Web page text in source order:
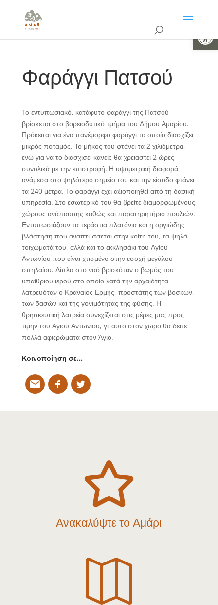
Φαράγγι Πατσού
Το εντυπωσιακό, κατάφυτο φαράγγι της Πατσού
βρίσκεται στο βορειοδυτικό τμήμα του Δήμου Αμαρίου.
Πρόκειται για ένα πανέμορφο φαράγγι το οποίο διασχίζει
μικρός ποταμός. Το μήκος του φτάνει τα 2 χιλιόμετρα,
ενώ για να το διασχίσει κανείς θα χρειαστεί 2 ώρες
συνολικά με την επιστροφή. Η υψομετρική διαφορά
ανάμεσα στο ψηλότερο σημείο του και την είσοδο φτάνει
τα 240 μέτρα. Το φαράγγι έχει αξιοποιηθεί από τη δασική
υπηρεσία. Στο εσωτερικό του θα βρείτε διαμορφωμένους
χώρους ανάπαυσης καθώς και παρατηρητήριο πουλιών.
Εντυπωσιάζουν τα τεράστια πλατάνια και η οργιώδης
βλάστηση που αναπτύσσεται στην κοίτη του, τα ψηλά
τοιχώματά του, αλλά και το εκκλησάκι του Αγίου
Αντωνίου που είναι χτισμένο στην εσοχή μεγάλου
σπηλαίου. Δίπλα στο ναό βρισκόταν ο βωμός του
υπαίθριου ιερού στο οποίο κατά την αρχαιότητα
λατρευόταν ο Κραναίος Ερμής, προστάτης των βοσκών,
των δασών και της γονιμότητας της φύσης. Η
θρησκευτική λατρεία συνεχίζεται στις μέρες μας προς
τιμήν του Αγίου Αντωνίου, γι’ αυτό στον χώρο θα δείτε
πολλά αφιερώματα στον Άγιο.
Κοινοποίηση σε…

Ανακαλύψτε το Αμάρι
